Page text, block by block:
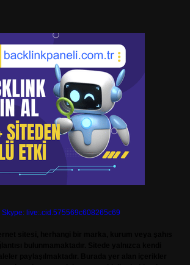
Skype: live:.cid.575569c608265c69